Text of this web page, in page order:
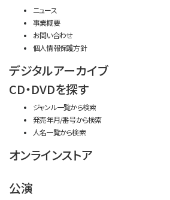
ニュース
事業概要
お問い合わせ
個人情報保護方針
デジタルアーカイブ
CD・DVDを探す
ジャンル一覧から検索
発売年月/番号から検索
人名一覧から検索
オンラインストア
公演